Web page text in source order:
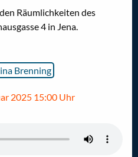
Räumlichkeiten des
4 in Jena.
Brenning
2025 15:00 Uhr